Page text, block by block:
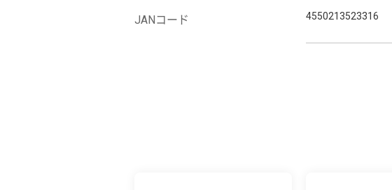
JANコード 4550213523316